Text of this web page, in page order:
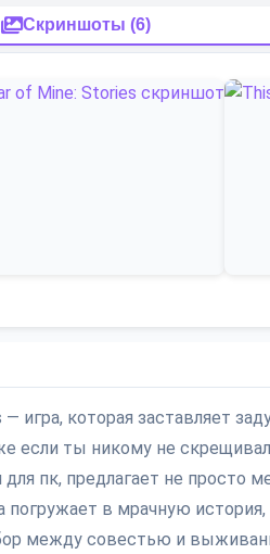
Скриншоты (6)
игра, которая заставляет
если ты никому не
для пк, предлагает не просто
в мрачную история,
между совестью и